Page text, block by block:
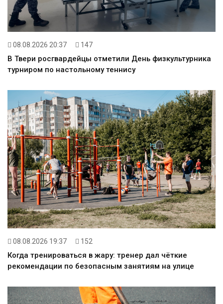
08.08.2026 20:37 147
В Твери росгвардейцы отметили День физкультурника
турниром по настольному теннису
08.08.2026 19:37 152
Когда тренироваться в жару: тренер дал чёткие
рекомендации по безопасным занятиям на улице